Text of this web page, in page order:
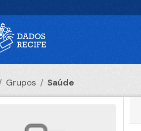
Grupos Saúde